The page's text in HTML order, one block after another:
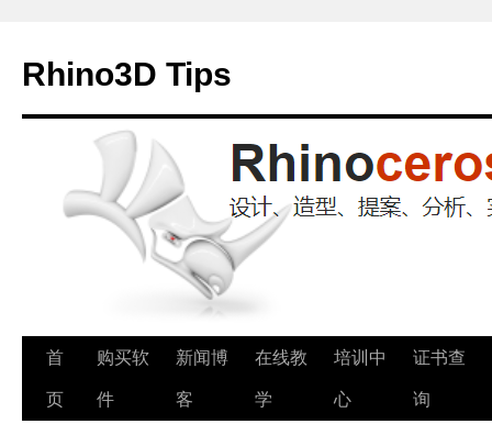
Rhino3D Tips
跳
至
首
页
购买软
件
新闻博
客
在线教
学
培训中
心
证书查
询